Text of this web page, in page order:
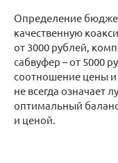
Определение
качественную
от 3000 рублей,
сабвуфер – от 5000
соотношение цены и
не всегда означает
оптимальный
и ценой.